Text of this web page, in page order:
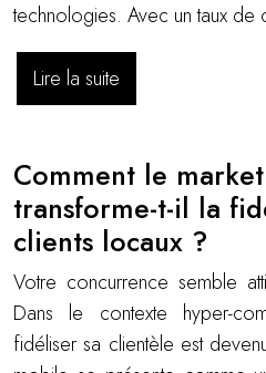
technologies. Avec un taux de
Lire la suite
Comment le
transforme-t-il la
clients locaux ?
Votre concurrence semble
Dans le contexte hyper-
fidéliser sa clientèle est